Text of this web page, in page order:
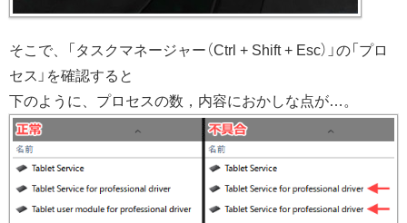
そこで、「タスクマネージャー（Ctrl + Shift + Esc）」の「プロ
セス」を確認すると
下のように、プロセスの数，内容におかしな点が…。